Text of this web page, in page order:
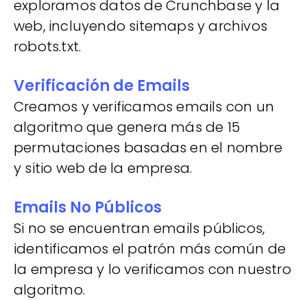
exploramos datos de Crunchbase y la
web, incluyendo sitemaps y archivos
robots.txt.
Verificación de Emails
Creamos y verificamos emails con un
algoritmo que genera más de 15
permutaciones basadas en el nombre
y sitio web de la empresa.
Emails No Públicos
Si no se encuentran emails públicos,
identificamos el patrón más común de
la empresa y lo verificamos con nuestro
algoritmo.